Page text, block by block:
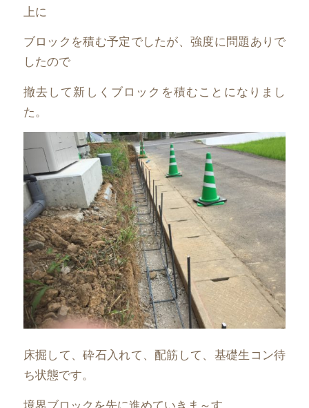
上に
ブロックを積む予定でしたが、強度に問題ありで
したので
撤去して新しくブロックを積むことになりまし
た。
床掘して、砕石入れて、配筋して、基礎生コン待
ち状態です。
境界ブロックを先に進めていきま～す